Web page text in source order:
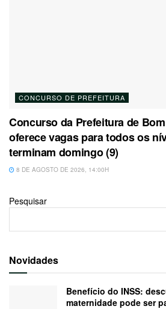
CONCURSO DE PREFEITURA
Concurso da Prefeitura de
oferece vagas para todos os
terminam domingo (9)
8 DE AGOSTO DE 2026, 14:00H
Pesquisar
Novidades
Benefício do INSS:
maternidade pode ser